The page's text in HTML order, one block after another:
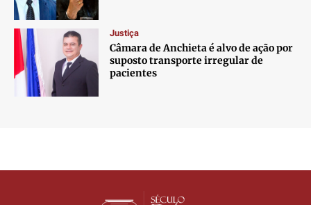
Justiça
Câmara de Anchieta é alvo de ação por
suposto transporte irregular de
pacientes